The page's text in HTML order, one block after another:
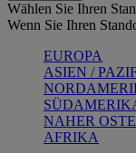
Wählen Sie Ihren
Wenn Sie Ihren
EUROPA
ASIEN /
NAHER
AFRIKA